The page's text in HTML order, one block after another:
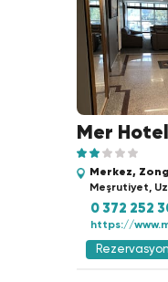
Mer Hotel
Merkez,
Meşrutiyet,
0 372 252
https://
Rezervasyon